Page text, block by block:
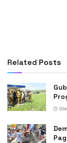
Related Posts